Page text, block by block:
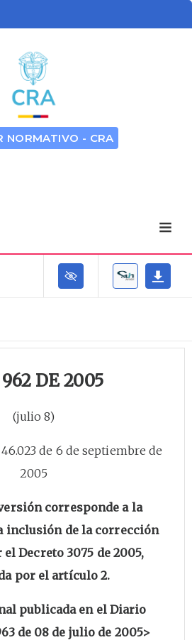
NORMATIVO - CRA
DE 2005
(julio 8)
de 6 de septiembre de
2005
corresponde a la
inclusión de la corrección
Decreto 3075 de 2005,
por el artículo 2.
publicada en el Diario
de 08 de julio de 2005>